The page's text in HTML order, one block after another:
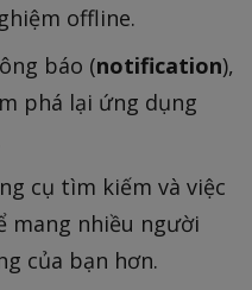
offline.
báo (notification),
phá lại ứng dụng
cụ tìm kiếm và việc
mang nhiều người
của bạn hơn.